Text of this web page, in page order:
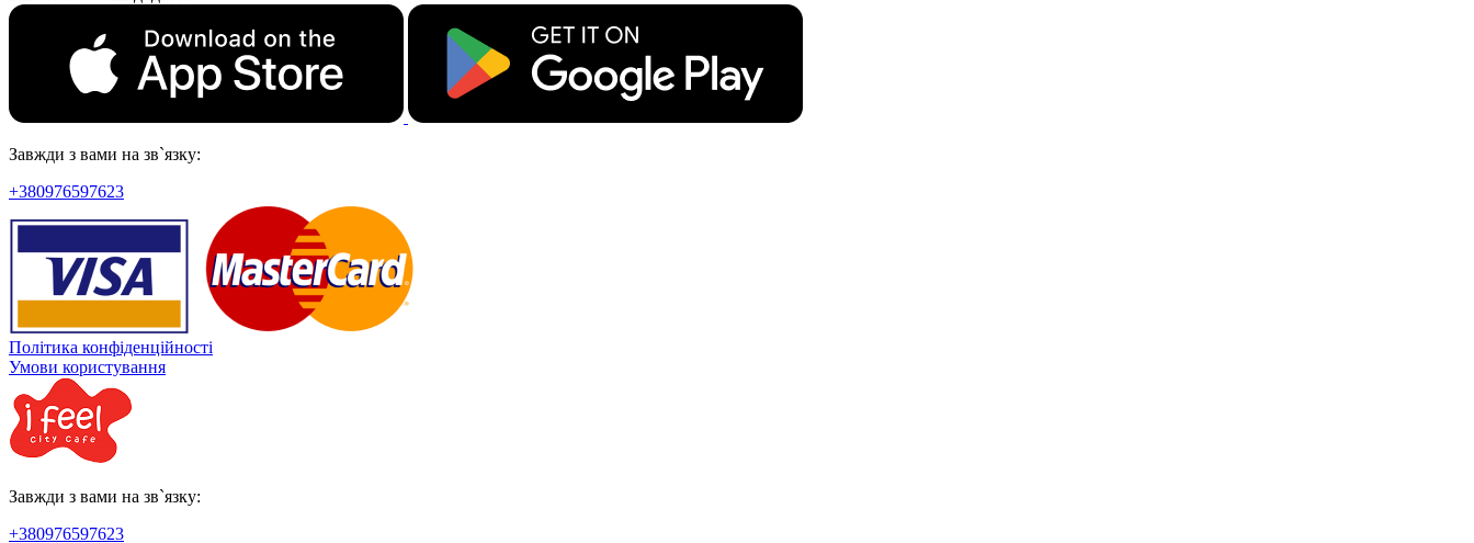
Завжди з вами на зв`язку:
+380976597623
Політика конфіденційності
Умови користування
Завжди з вами на зв`язку:
+380976597623